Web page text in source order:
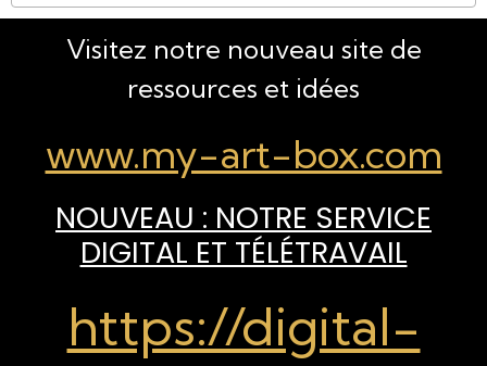
Visitez notre nouveau site de
ressources et idées
www.my-art-box.com
NOUVEAU : NOTRE SERVICE
DIGITAL ET TÉLÉTRAVAIL
https://digital-